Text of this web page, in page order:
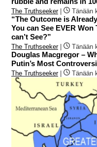
The Truthseeker| Tänään
“The Outcome is
You can See EVER
can’t See?”
The Truthseeker| Tänään
Douglas Macgregor –
Putin’s Most
The Truthseeker| Tänään